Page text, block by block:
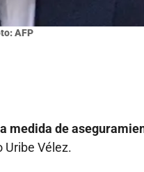
AFP
medida de
Uribe Vélez.